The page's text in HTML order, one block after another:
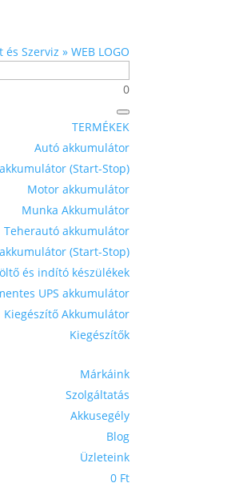
0
TERMÉKEK
Autó akkumulátor
(Start-Stop)
Motor akkumulátor
Munka Akkumulátor
Teherautó akkumulátor
(Start-Stop)
és indító készülékek
UPS akkumulátor
Kiegészítő Akkumulátor
Kiegészítők
Márkáink
Szolgáltatás
Akkusegély
Blog
Üzleteink
0 Ft